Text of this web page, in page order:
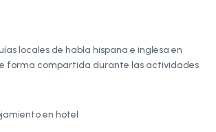
locales de habla hispana e inglesa en
forma compartida durante las actividades
en hotel